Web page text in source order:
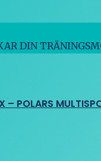
DIN
– POLARS